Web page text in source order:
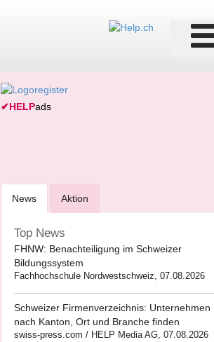
✔HELPads
News Aktion
Top News
FHNW: Benachteiligung im Schweizer
Bildungssystem
Fachhochschule Nordwestschweiz, 07.08.2026
Schweizer Firmenverzeichnis: Unternehmen
nach Kanton, Ort und Branche finden
swiss-press.com / HELP Media AG, 07.08.2026